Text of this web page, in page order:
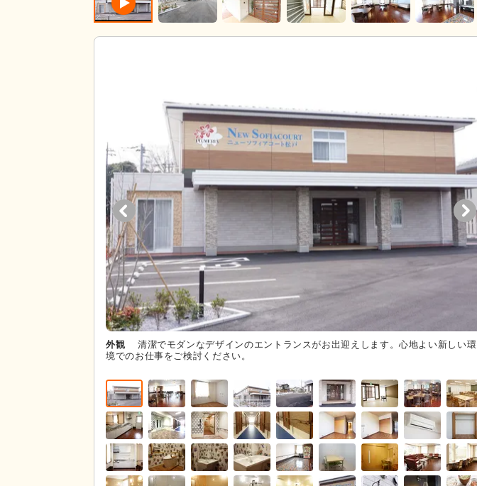
外観
清潔でモダンなデザインのエントランスがお出迎えします。心地よい新しい環
境でのお仕事をご検討ください。